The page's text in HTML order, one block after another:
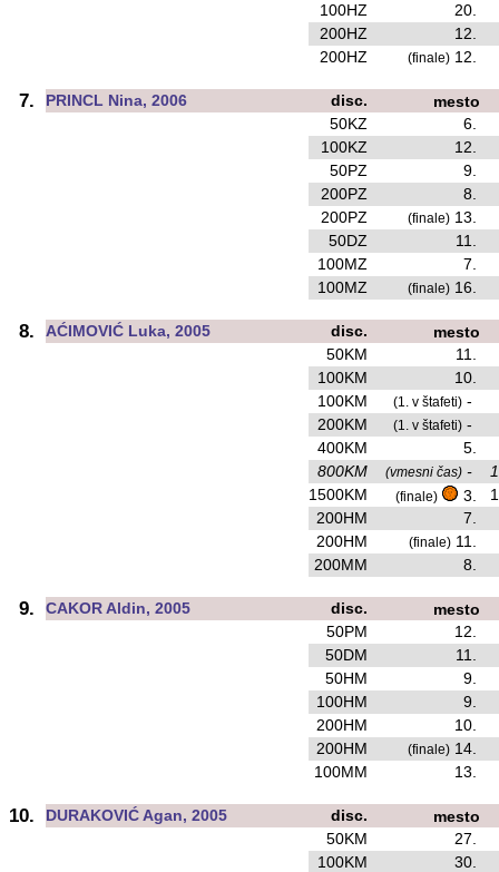
100HZ
20.
200HZ
12.
200HZ
(finale) 12.
7. PRINCL Nina, 2006 disc.
mesto
50KZ
6.
100KZ
12.
50PZ
9.
200PZ
8.
200PZ
(finale) 13.
50DZ
11.
100MZ
7.
100MZ
(finale) 16.
8. AĆIMOVIĆ Luka, 2005 disc.
mesto
50KM
11.
100KM
10.
100KM
(1. v štafeti) -
200KM
(1. v štafeti) -
400KM
5.
800KM
(vmesni čas) -
1500KM
(finale) 3.
200HM
7.
200HM
(finale) 11.
200MM
8.
9. CAKOR Aldin, 2005 disc.
mesto
50PM
12.
50DM
11.
50HM
9.
100HM
9.
200HM
10.
200HM
(finale) 14.
100MM
13.
10. DURAKOVIĆ Agan, 2005 disc.
mesto
50KM
27.
100KM
30.